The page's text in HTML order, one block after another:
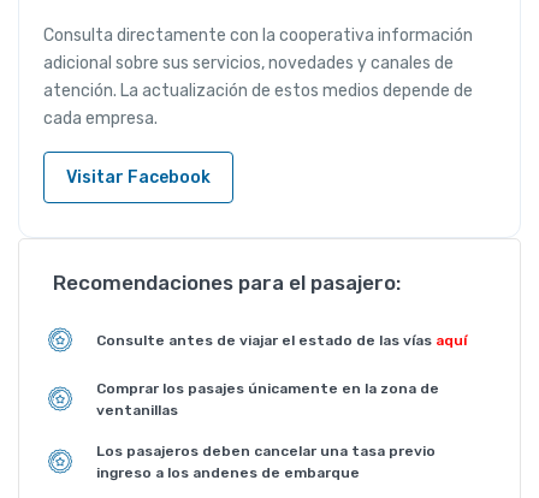
Consulta directamente con la cooperativa información
adicional sobre sus servicios, novedades y canales de
atención. La actualización de estos medios depende de
cada empresa.
Visitar Facebook
Recomendaciones para el pasajero:
Consulte antes de viajar el estado de las vías aquí
Comprar los pasajes únicamente en la zona de
ventanillas
Los pasajeros deben cancelar una tasa previo
ingreso a los andenes de embarque